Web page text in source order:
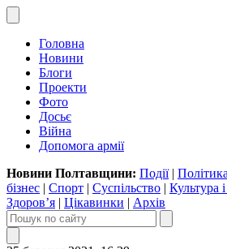
Головна
Новини
Блоги
Проекти
Фото
Досьє
Війна
Допомога армії
Новини Полтавщини: Події|
бізнес | Спорт | Суспільство | Культура і
Здоров’я | Цікавинки | Архів